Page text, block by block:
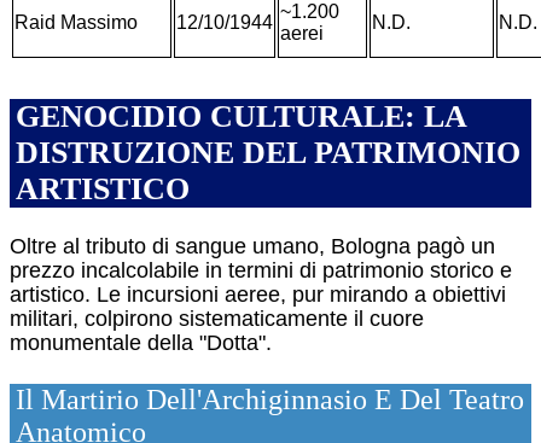
Raid Massimo 12/10/1944
~1.200
aerei
N.D. N.D.
GENOCIDIO CULTURALE: LA
DISTRUZIONE DEL PATRIMONIO
ARTISTICO
Oltre al tributo di sangue umano, Bologna pagò un
prezzo incalcolabile in termini di patrimonio storico e
artistico. Le incursioni aeree, pur mirando a obiettivi
militari, colpirono sistematicamente il cuore
monumentale della "Dotta".
Il Martirio Dell'Archiginnasio E Del Teatro
Anatomico